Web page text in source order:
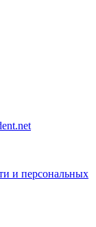
и персональных